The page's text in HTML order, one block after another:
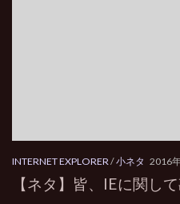
INTERNET EXPLORER /小ネタ 2016
【ネタ】皆、IEに関し